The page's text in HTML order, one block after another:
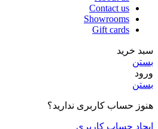
Contact us
Showrooms
Gift cards
سبد خرید
بستن
ورود
بستن
هنوز حساب کاربری ندارید؟
ایجاد حساب کاربری